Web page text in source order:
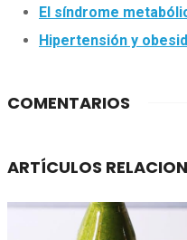
El síndrome
Hipertensión y
COMENTARIOS
ARTÍCULOS